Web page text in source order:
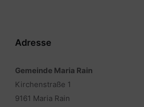
Adresse
Gemeinde Maria Rain
Kirchenstraße 1
9161 Maria Rain